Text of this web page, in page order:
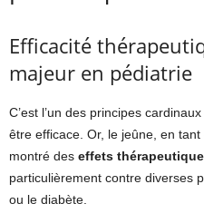
Efficacité
majeur en pédiatrie
C’est l’un des principes
être efficace. Or, le jeûne, en
montré des effets
particulièrement contre diverses
ou le diabète.